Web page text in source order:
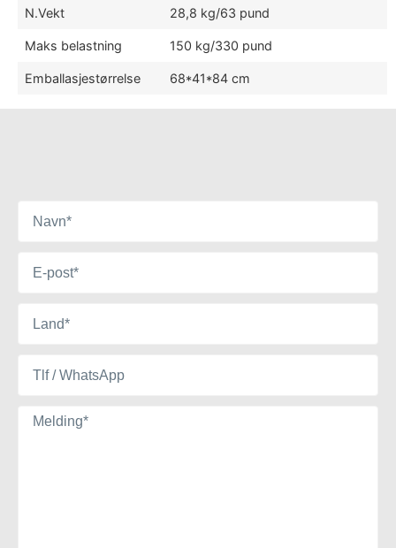
N.Vekt 28,8 kg/63 pund
Maks belastning 150 kg/330 pund
Emballasjestørrelse 68*41*84 cm